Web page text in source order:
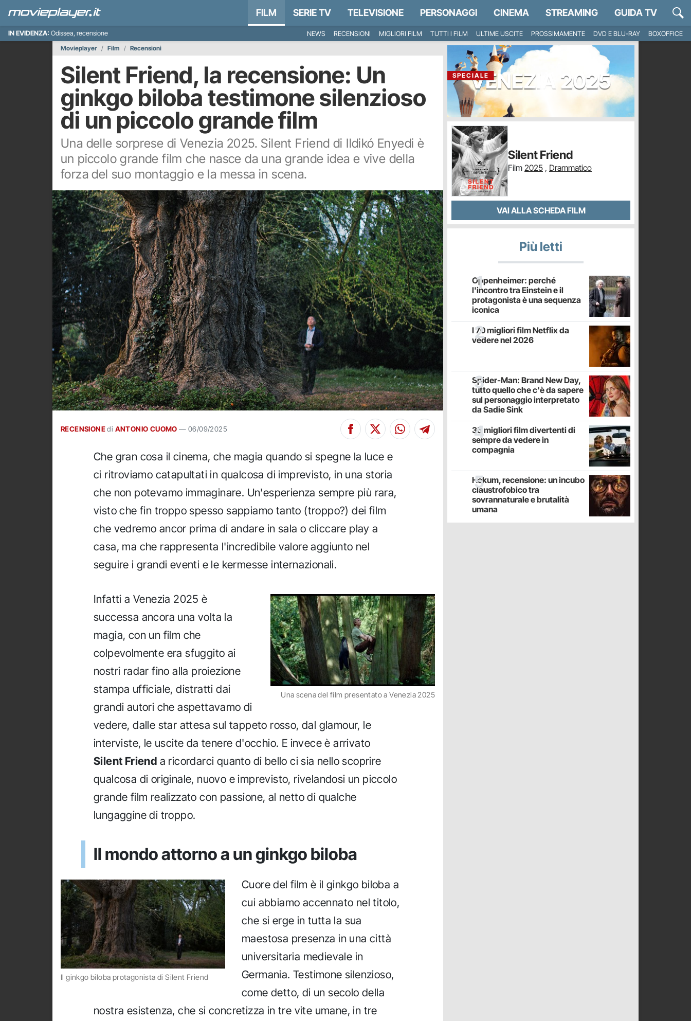
FILM SERIE TV TELEVISIONE PERSONAGGI CINEMA STREAMING GUIDA TV
IN EVIDENZA: Odissea, recensione NEWS RECENSIONI MIGLIORI FILM TUTTI I FILM ULTIME USCITE PROSSIMAMENTE DVD E BLU-RAY
BOXOFFICE
Movieplayer
Film Recensioni
Silent Friend, la recensione: Un
ginkgo biloba testimone silenzioso
di un piccolo grande film
Una delle sorprese di Venezia 2025. Silent Friend di Ildikó Enyedi è
un piccolo grande film che nasce da una grande idea e vive della
forza del suo montaggio e la messa in scena.
RECENSIONE di ANTONIO CUOMO —06/09/2025
Che gran cosa il cinema, che magia quando si spegne la luce e
ci ritroviamo catapultati in qualcosa di imprevisto, in una storia
che non potevamo immaginare. Un'esperienza sempre più rara,
visto che fin troppo spesso sappiamo tanto (troppo?) dei film
che vedremo ancor prima di andare in sala o cliccare play a
casa, ma che rappresenta l'incredibile valore aggiunto nel
seguire i grandi eventi e le kermesse internazionali.
Una scena del film presentato a Venezia 2025
Infatti a Venezia 2025 è
successa ancora una volta la
magia, con un film che
colpevolmente era sfuggito ai
nostri radar fino alla proiezione
stampa ufficiale, distratti dai
grandi autori che aspettavamo di
vedere, dalle star attesa sul tappeto rosso, dal glamour, le
interviste, le uscite da tenere d'occhio. E invece è arrivato
Silent Friend a ricordarci quanto di bello ci sia nello scoprire
qualcosa di originale, nuovo e imprevisto, rivelandosi un piccolo
grande film realizzato con passione, al netto di qualche
lungaggine di troppo.
Il mondo attorno a un ginkgo biloba
Il ginkgo biloba protagonista di Silent Friend
Cuore del film è il ginkgo biloba a
cui abbiamo accennato nel titolo,
che si erge in tutta la sua
maestosa presenza in una città
universitaria medievale in
Germania. Testimone silenzioso,
come detto, di un secolo della
nostra esistenza, che si concretizza in tre vite umane, in tre
SPECIALEVENEZIA 2025
Silent Friend
Film 2025 , Drammatico
VAI ALLA SCHEDA FILM
Più letti
Oppenheimer: perché
l'incontro tra Einstein e il
protagonista è una sequenza
iconica
I 70 migliori film Netflix da
vedere nel 2026
Spider-Man: Brand New Day,
tutto quello che c'è da sapere
sul personaggio interpretato
da Sadie Sink
35 migliori film divertenti di
sempre da vedere in
compagnia
Hokum, recensione: un incubo
claustrofobico tra
sovrannaturale e brutalità
umana